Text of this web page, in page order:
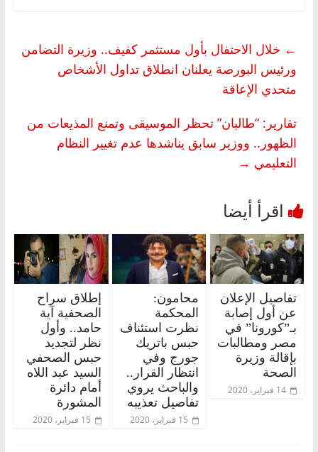
← خلال الاحتفال بأول مستثمر كفيف.. وزيرة التضامن
ورئيس البورصة يعلنان انطلاق تداول الأشخاص
متحدي الإعاقة
تقارير: “طالبان” تحظر الموسيقى وتمنع المذيعات من
الظهور.. ووزير سابق يناشدها عدم تغيير النظام
التعليمي →
تفاصيل الإعلان
عن أول إصابة
بـ”كورونا” في
مصر ومطالبات
بإقالة وزيرة
الصحة
14 فبراير، 2020
محامون:
المحكمة
نظرت استئناف
حبس باتريك
جورج وفي
انتظار القرار..
والباحث يروي
تفاصيل تعذيبه
15 فبراير، 2020
إطلاق سراح
الصحفية آية
حامد.. وأول
نظر لتجديد
حبس الصحفي
السيد عبد اللاه
أمام دائرة
المشورة
15 فبراير، 2020